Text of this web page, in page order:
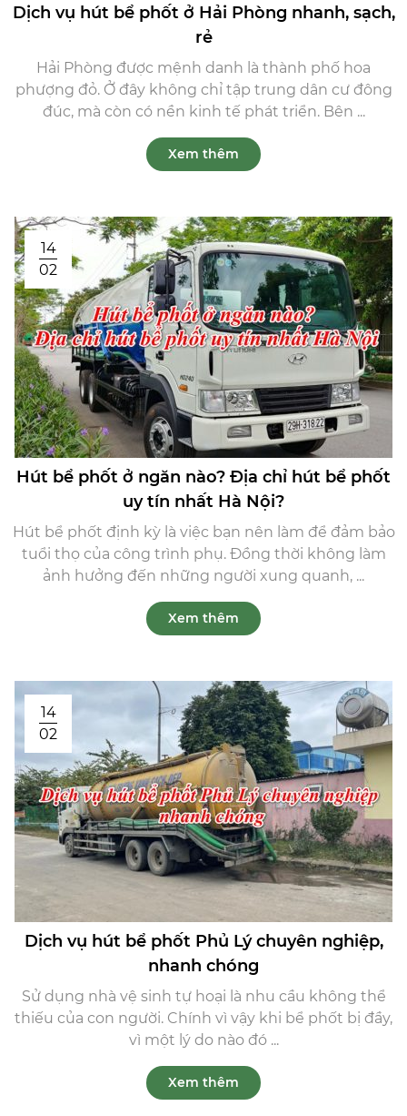
Dịch vụ hút bể phốt ở Hải Phòng nhanh, sạch,
rẻ
Hải Phòng được mệnh danh là thành phố hoa
phượng đỏ. Ở đây không chỉ tập trung dân cư đông
đúc, mà còn có nền kinh tế phát triển. Bên ...
Xem thêm
14
02
Hút bể phốt ở ngăn nào? Địa chỉ hút bể phốt
uy tín nhất Hà Nội?
Hút bể phốt định kỳ là việc bạn nên làm để đảm bảo
tuổi thọ của công trình phụ. Đồng thời không làm
ảnh hưởng đến những người xung quanh, ...
Xem thêm
14
02
Dịch vụ hút bể phốt Phủ Lý chuyên nghiệp,
nhanh chóng
Sử dụng nhà vệ sinh tự hoại là nhu cầu không thể
thiếu của con người. Chính vì vậy khi bể phốt bị đầy,
vì một lý do nào đó ...
Xem thêm